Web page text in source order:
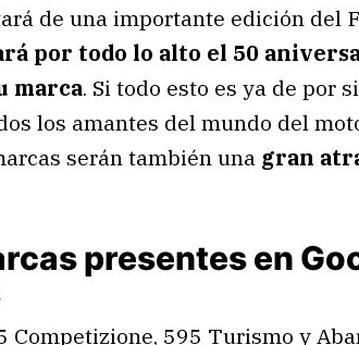
de una importante edición del
por todo lo alto el 50
marca. Si todo esto es ya de por
los amantes del mundo del
serán también una gran
presentes en
Competizione, 595 Turismo y